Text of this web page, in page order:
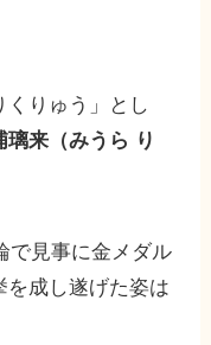
くりゅう」とし
璃来（みうら り
で見事に金メダル
を成し遂げた姿は